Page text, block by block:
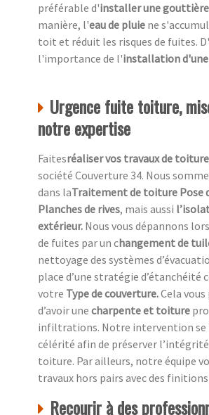
préférable d'installer une gouttière
manière, l'eau de pluie ne
toit et réduit les risques de fuites.
l'importance de l'installation
Urgence fuite toiture,
notre expertise
Faitesréaliser vos travaux de
société Couverture 34. Nous
dans laTraitement de toiture Pose
Planches de rives, mais aussi
extérieur. Nous vous dépannons
de fuites par un changement de
nettoyage des systèmes
place d’une stratégie d’étanchéité
votre Type de couverture.Cela
d’avoir une charpente et toiture
infiltrations. Notre intervention se
célérité afin de préserver
toiture. Par ailleurs, notre équipe
travaux hors pairs avec des
Recourir à des